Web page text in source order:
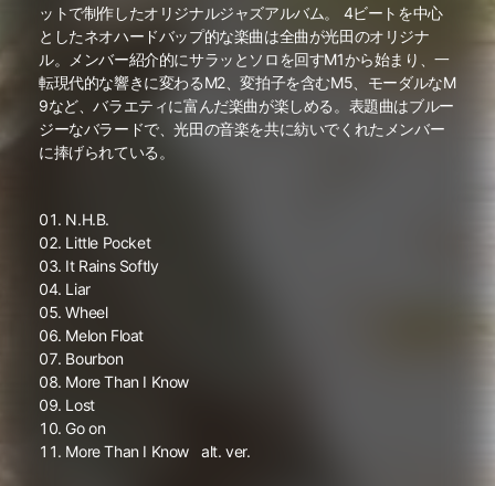
ットで制作したオリジナルジャズアルバム。 4ビートを中心
としたネオハードバップ的な楽曲は全曲が光田のオリジナ
ル。メンバー紹介的にサラッとソロを回すM1から始まり、一
転現代的な響きに変わるM2、変拍子を含むM5、モーダルなM
9など、バラエティに富んだ楽曲が楽しめる。表題曲はブルー
ジーなバラードで、光田の音楽を共に紡いでくれたメンバー
に捧げられている。
N.H.B.
Little Pocket
It Rains Softly
Liar
Wheel
Melon Float
Bourbon
More Than I Know
Lost
Go on
More Than I Know
alt. ver.